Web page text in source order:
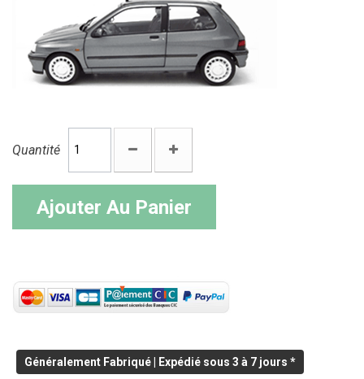
Quantité
Ajouter Au Panier
Généralement Fabriqué | Expédié sous 3 à 7 jours *